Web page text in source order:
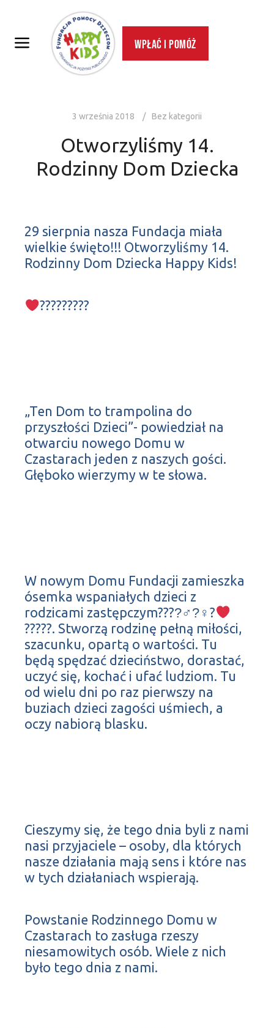
Wpłać i pomóż
3 września 2018 Bez kategorii
Otworzyliśmy 14.
Rodzinny Dom Dziecka
29 sierpnia nasza Fundacja miała
wielkie święto!!! Otworzyliśmy 14.
Rodzinny Dom Dziecka Happy Kids!
?????????
„Ten Dom to trampolina do
przyszłości Dzieci”- powiedział na
otwarciu nowego Domu w
Czastarach jeden z naszych gości.
Głęboko wierzymy w te słowa.
W nowym Domu Fundacji zamieszka
ósemka wspaniałych dzieci z
rodzicami zastępczym????‍♂?‍♀?‍
‍?‍??‍?‍?. Stworzą rodzinę pełną miłości,
szacunku, opartą o wartości. Tu
będą spędzać dzieciństwo, dorastać,
uczyć się, kochać i ufać ludziom. Tu
od wielu dni po raz pierwszy na
buziach dzieci zagości uśmiech, a
oczy nabiorą blasku.
Cieszymy się, że tego dnia byli z nami
nasi przyjaciele – osoby, dla których
nasze działania mają sens i które nas
w tych działaniach wspierają.
Powstanie Rodzinnego Domu w
Czastarach to zasługa rzeszy
niesamowitych osób. Wiele z nich
było tego dnia z nami.